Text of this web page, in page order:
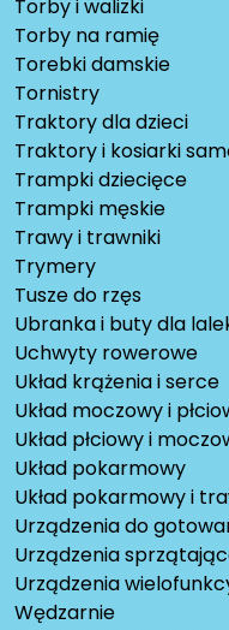
Torby i walizki
Torby na ramię
Torebki damskie
Tornistry
Traktory dla dzieci
Traktory i kosiarki
Trampki dziecięce
Trampki męskie
Trawy i trawniki
Trymery
Tusze do rzęs
Ubranka i buty dla
Uchwyty rowerowe
Układ krążenia i serce
Układ moczowy i
Układ płciowy i
Układ pokarmowy
Układ pokarmowy i
Urządzenia do
Urządzenia
Urządzenia
Wędzarnie